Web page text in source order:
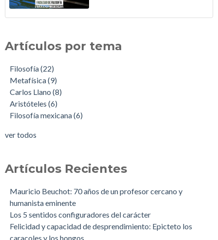
Artículos por tema
Filosofía(22)
Metafísica(9)
Carlos Llano (8)
Aristóteles (6)
Filosofía mexicana(6)
ver todos
Artículos Recientes
Mauricio Beuchot: 70 años de un profesor cercano y
humanista eminente
Los 5 sentidos configuradores del carácter
Felicidad y capacidad de desprendimiento: Epicteto los
caracoles y los hongos